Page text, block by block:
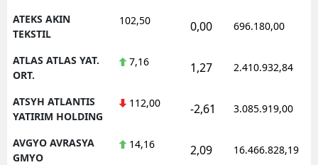
ATEKS AKIN
TEKSTIL
102,50 0,00 696.180,00
ATLAS ATLAS YAT.
ORT.
7,16 1,27 2.410.932,84
ATSYH ATLANTIS
YATIRIM HOLDING
112,00 -2,61 3.085.919,00
AVGYO AVRASYA
GMYO
14,16 2,09 16.466.828,19